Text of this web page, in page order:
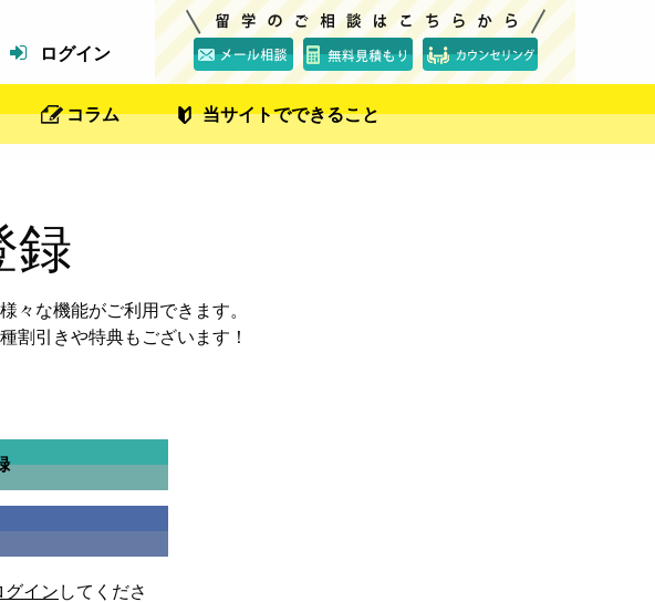
ログイン
コラム 当サイトでできること
録
々な機能がご利用できます。
割引きや特典もございます！
グイン してくださ